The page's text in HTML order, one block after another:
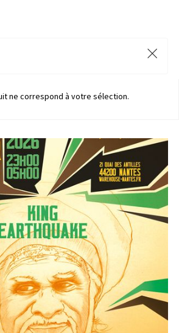
ne correspond à votre sélection.